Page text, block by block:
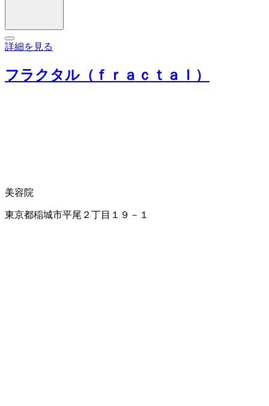
詳細を見る
フラクタル（ｆｒａｃｔａｌ）
美容院
東京都稲城市平尾２丁目１９－１